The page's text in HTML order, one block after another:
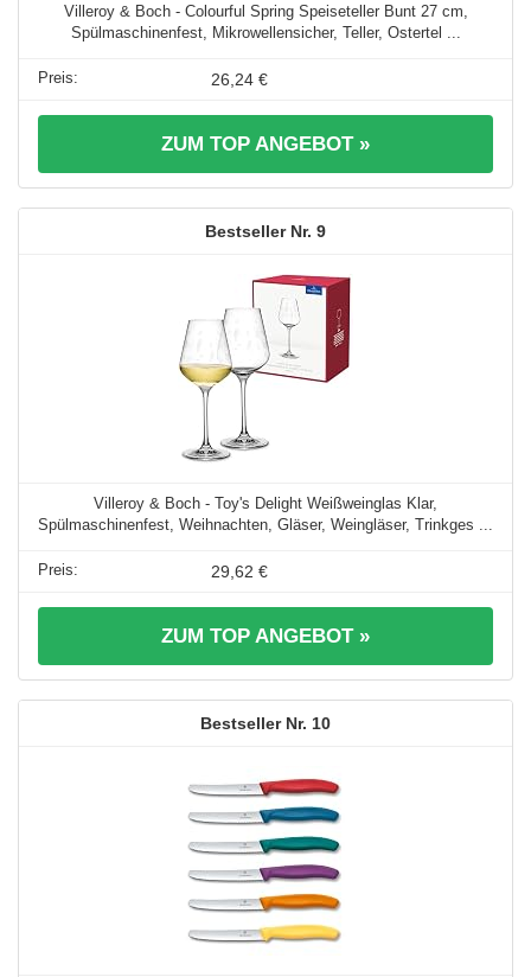
Villeroy & Boch - Colourful Spring Speiseteller Bunt 27 cm,
Spülmaschinenfest, Mikrowellensicher, Teller, Ostertel ...
26,24 €
ZUM TOP ANGEBOT »
9
Villeroy & Boch - Toy's Delight Weißweinglas Klar,
Spülmaschinenfest, Weihnachten, Gläser, Weingläser, Trinkges ...
29,62 €
ZUM TOP ANGEBOT »
10